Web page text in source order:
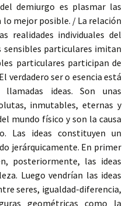
demiurgo es plasmar las
lo mejor posible. / La relación
realidades individuales del
sensibles particulares imitan
particulares participan de
verdadero ser o esencia está
ideas. Son unas
inmutables, eternas y
mundo físico y son la causa
Las ideas constituyen un
jerárquicamente. En primer
posteriormente, las ideas
Luego vendrían las ideas
seres, igualdad-diferencia,
geométricas como la